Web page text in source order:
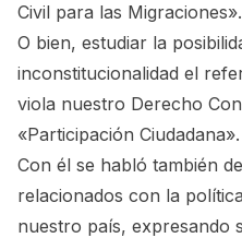
Civil para las Migraciones».
O bien, estudiar la
inconstitucionalidad el
viola nuestro Derecho
«Participación Ciudadana».
Con él se habló también
relacionados con la
nuestro país, expresando